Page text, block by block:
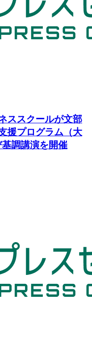
ススクールが文部
援プログラム（大
調講演を開催